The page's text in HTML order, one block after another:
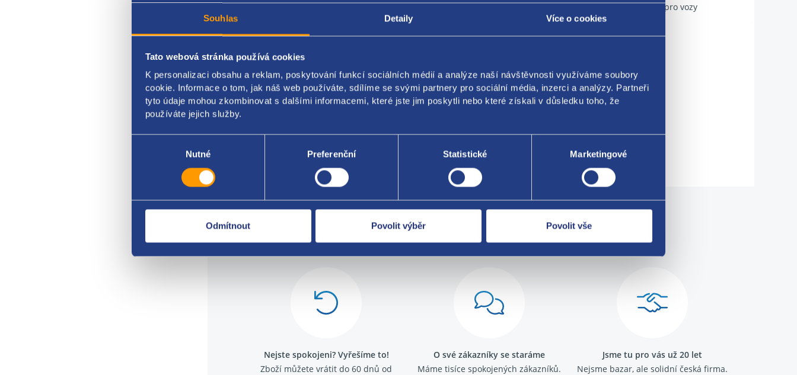
Souhlas Detaily Více o cookies
Tato webová stránka používá cookies
K personalizaci obsahu a reklam, poskytování funkcí sociálních médií a analýze naší návštěvnosti využíváme soubory
cookie. Informace o tom, jak náš web používáte, sdílíme se svými partnery pro sociální média, inzerci a analýzy. Partneři
tyto údaje mohou zkombinovat s dalšími informacemi, které jste jim poskytli nebo které získali v důsledku toho, že
používáte jejich služby.
Nutné Preferenční Statistické Marketingové
Odmítnout Povolit výběr Povolit vše
Popis produktu Kódy produktu Použitelné pro vozy
Přihrádka spolujezdce
komplet: dvířka + box
klimatizován
VAG originál: 3C1857101H
Za kvalitu ručíme!
Nejste spokojeni? Vyřešíme to!
Zboží můžete vrátit do 60 dnů od
O své zákazníky se staráme
Máme tisíce spokojených zákazníků.
Jsme tu pro vás už 20 let
Nejsme bazar, ale solidní česká firma.